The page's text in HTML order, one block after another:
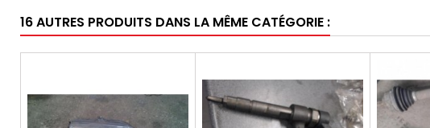
16 AUTRES PRODUITS DANS LA MÊME CATÉGORIE :